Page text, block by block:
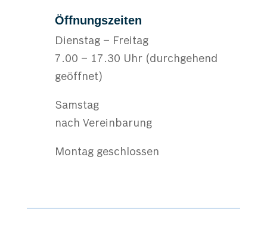
Öffnungszeiten
Dienstag – Freitag
7.00 – 17.30 Uhr (durchgehend
geöffnet)
Samstag
nach Vereinbarung
Montag geschlossen